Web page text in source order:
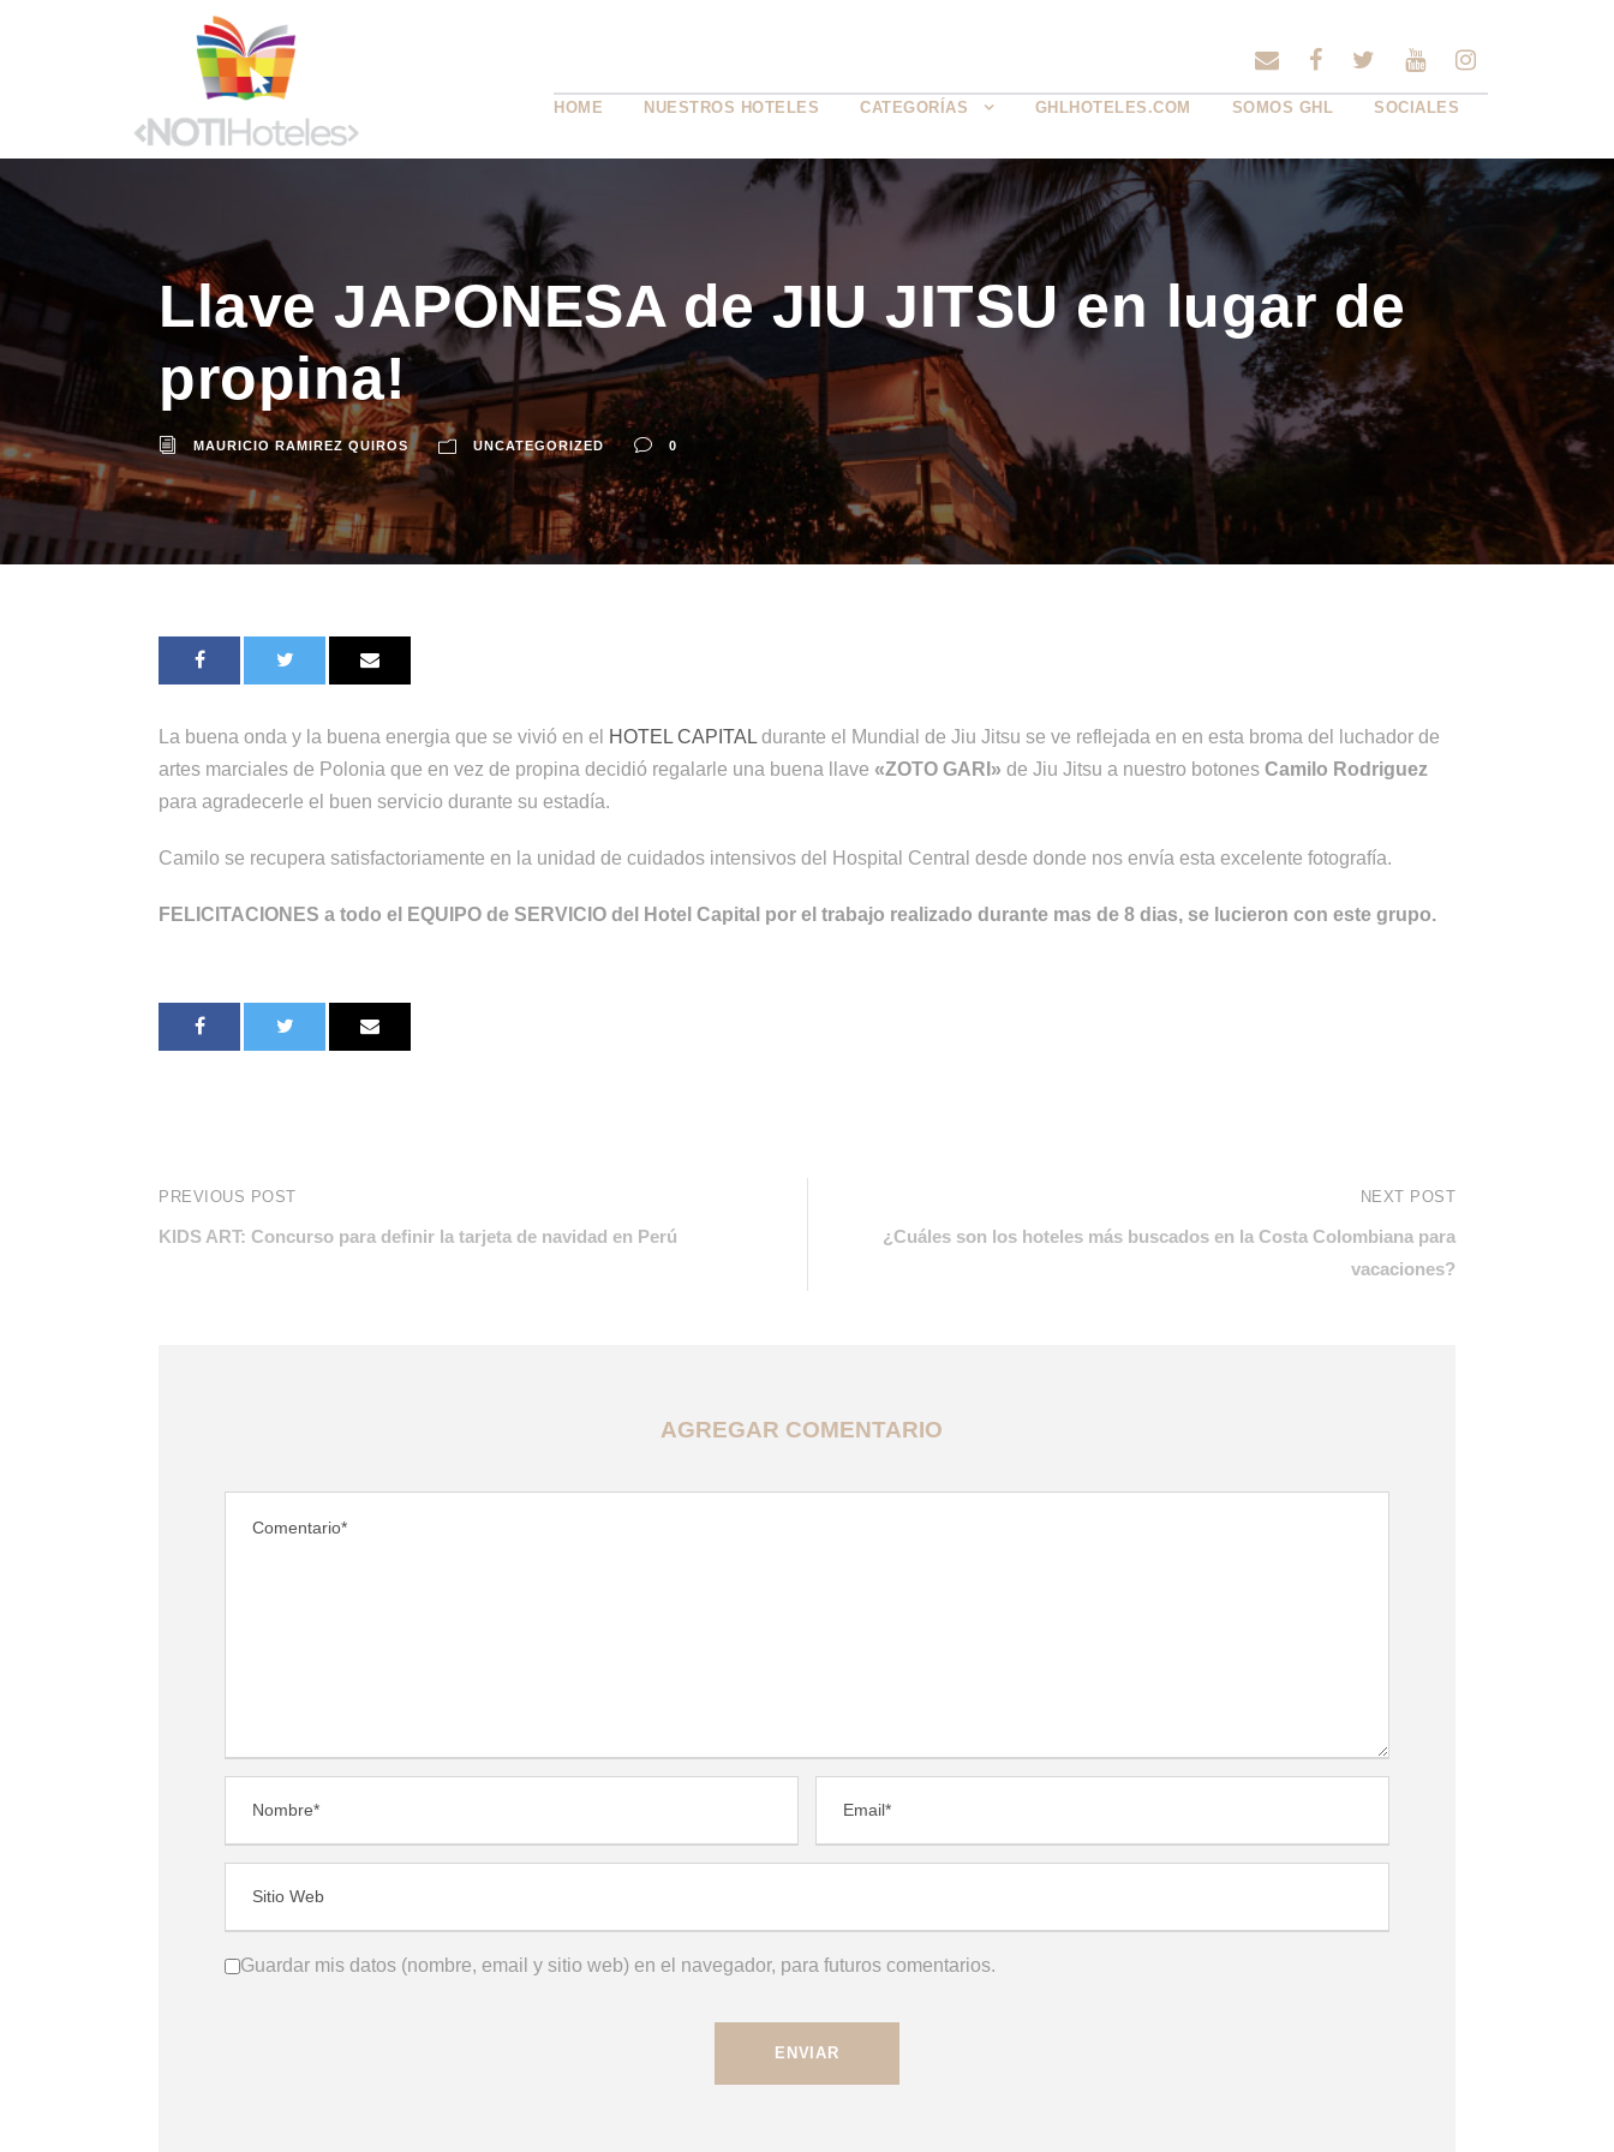
HOME NUESTROS HOTELES CATEGORÍAS GHLHOTELES.COM SOMOS GHL SOCIALES
Llave JAPONESA de JIU JITSU en lugar de
propina!
MAURICIO RAMIREZ QUIROS UNCATEGORIZED 0
La buena onda y la buena energia que se vivió en el HOTEL CAPITAL durante el Mundial de Jiu Jitsu se ve reflejada en en esta broma del luchador de
artes marciales de Polonia que en vez de propina decidió regalarle una buena llave «ZOTO GARI» de Jiu Jitsu a nuestro botones Camilo Rodriguez
para agradecerle el buen servicio durante su estadía.
Camilo se recupera satisfactoriamente en la unidad de cuidados intensivos del Hospital Central desde donde nos envía esta excelente fotografía.
FELICITACIONES a todo el EQUIPO de SERVICIO del Hotel Capital por el trabajo realizado durante mas de 8 dias, se lucieron con este grupo.
PREVIOUS POST
KIDS ART: Concurso para definir la tarjeta de navidad en Perú
NEXT POST
¿Cuáles son los hoteles más buscados en la Costa Colombiana para
vacaciones?
AGREGAR COMENTARIO
Guardar mis datos (nombre, email y sitio web) en el navegador, para futuros comentarios.